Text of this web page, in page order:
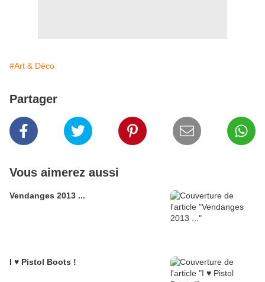
#Art & Déco
Partager
Vous aimerez aussi
Vendanges 2013 ...
I ♥ Pistol Boots !